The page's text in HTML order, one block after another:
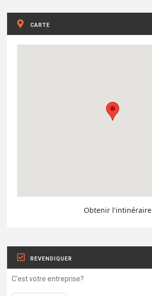
CARTE
Obtenir l'intinéraire
REVENDIQUER
C'est votre entreprise?